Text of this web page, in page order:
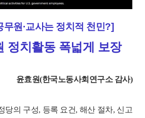
무원·교사는 정치적 천민?]
정치활동 폭넓게 보장
윤효원(한국노동사회연구소 감사)
당의 구성, 등록 요건, 해산 절차, 신고